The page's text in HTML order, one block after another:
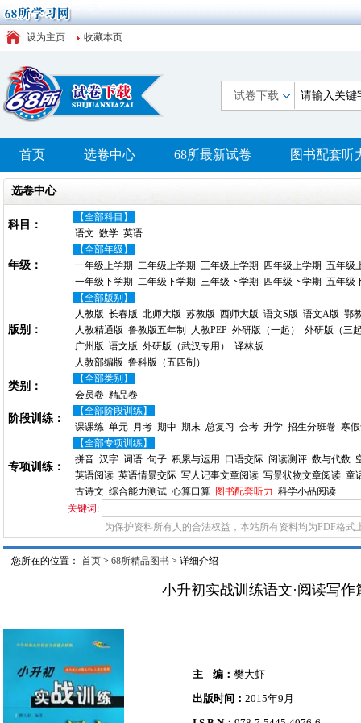
设为主页 收藏本页
试卷下载
首页 选卷中心 68所最新试卷 图书配套听
选卷中心
科目：
【全部科目】
语文 数学 英语
年级：
【全部年级】
一年级上学期 二年级上学期 三年级上学期 四年级上学期 五年级
一年级下学期 二年级下学期 三年级下学期 四年级下学期 五年级
版别：
【全部版别】
人教版 长春版 北师大版 苏教版 西师大版 语文S版 语文A版 鄂
人教精通版 鲁教版五年制 人教PEP 外研版（一起）
外研版（三
广州版 语文版 外研版（武汉专用）
译林版
人教部编版 鲁科版（五四制）
类别：
【全部类别】
会员卷 精品卷
阶段训练：
【全部阶段训练】
课课练 单元 月考 期中 期末 总复习 会考 升学 招生分班卷 寒
专项训练：
【全部专项训练】
拼音 汉字 词语 句子 积累与运用 口语交际 阅读测评 数与代数
英语阅读 英语情景交际 写人记事文章阅读 写景状物文章阅读 童
古诗文 综合能力测试 心算口算 图书配套听力 科学小品阅读
关键词:
为保护资料所有人的合法权益，本站所有资料均为PDF格式
您所在的位置： 首页 > 68所精品图书 > 详细介绍
小升初实战训练语文·阅读写作
主 编： 樊大虾
出版时间： 2015年9月